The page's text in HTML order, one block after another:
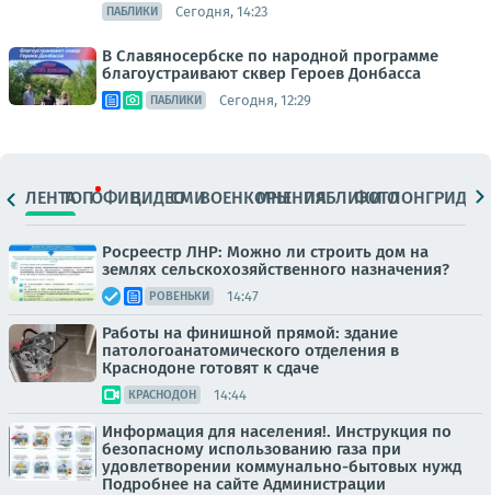
ПАБЛИКИ Сегодня, 14:23
В Славяносербске по народной программе
благоустраивают сквер Героев Донбасса
ПАБЛИКИ Сегодня, 12:29
ЛЕНТАТОПОФИЦ.ВИДЕОСМИВОЕНКОРЫМНЕНИЯПАБЛИКИ
ФОТОЛОНГРИДЫ
Росреестр ЛНР: Можно ли строить дом на
землях сельскохозяйственного назначения?
РОВЕНЬКИ 14:47
Работы на финишной прямой: здание
патологоанатомического отделения в
Краснодоне готовят к сдаче
КРАСНОДОН 14:44
Информация для населения!. Инструкция по
безопасному использованию газа при
удовлетворении коммунально-бытовых нужд
Подробнее на сайте Администрации